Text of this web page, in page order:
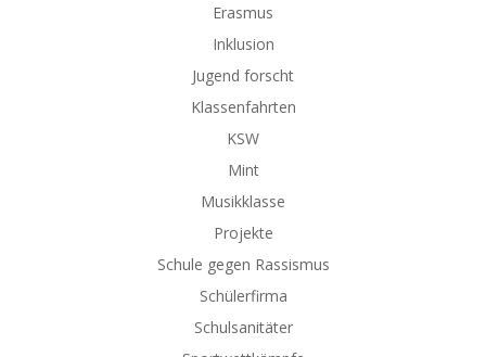
Erasmus
Inklusion
Jugend forscht
Klassenfahrten
KSW
Mint
Musikklasse
Projekte
Schule gegen Rassismus
Schülerfirma
Schulsanitäter